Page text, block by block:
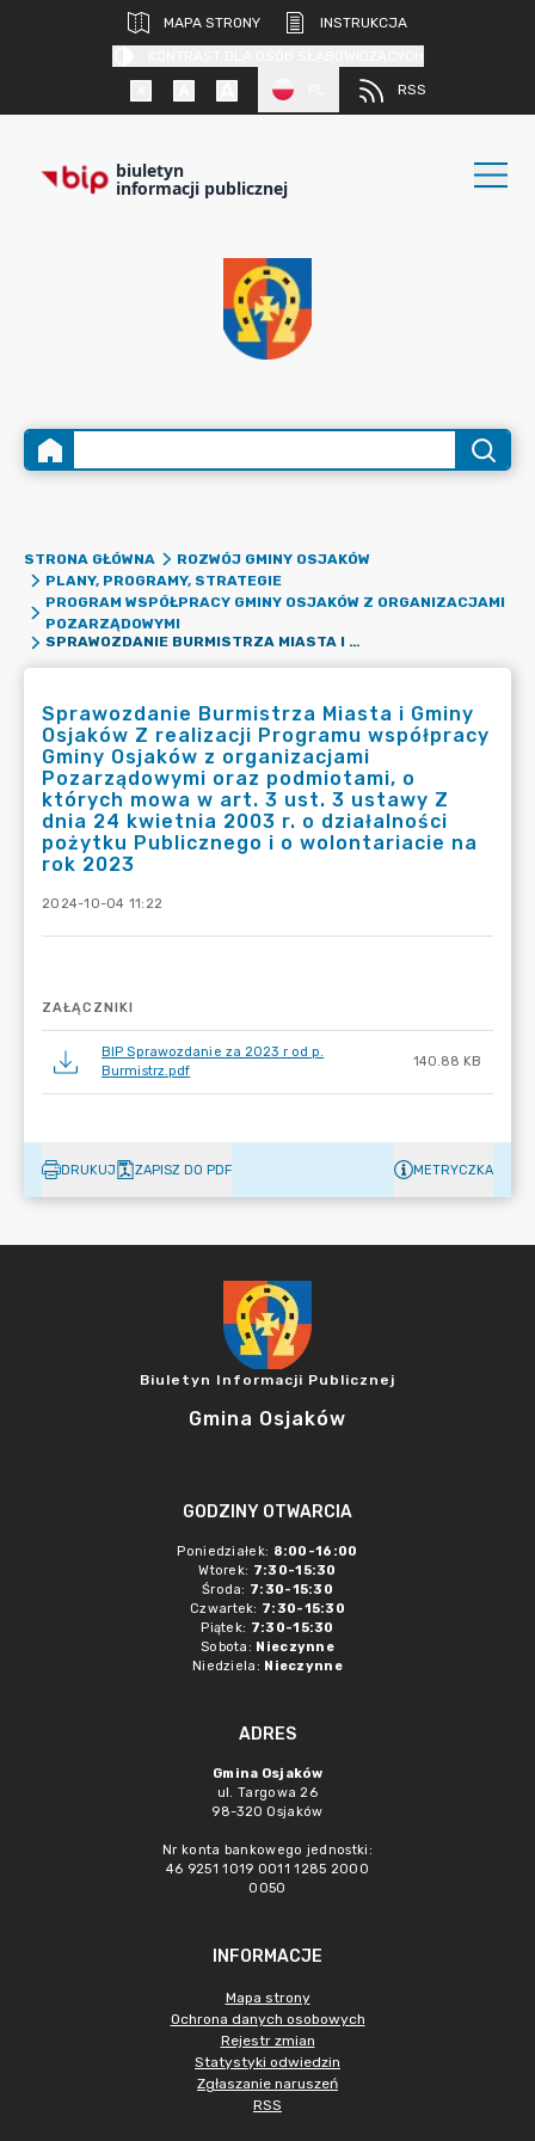
MAPA STRONY
INSTRUKCJA
RSS
biuletyn
informacji publicznej
STRONA GŁÓWNA
ROZWÓJ GMINY OSJAKÓW
PLANY, PROGRAMY, STRATEGIE
PROGRAM WSPÓŁPRACY GMINY OSJAKÓW Z ORGANIZACJAMI
POZARZĄDOWYMI
SPRAWOZDANIE BURMISTRZA MIASTA I GMINY OSJAKÓW Z REALIZACJI PROGRAMU WSPÓŁPRACY GMINY OSJAKÓW Z ORGANIZACJAMI POZARZĄDOWYMI ORAZ PODMIOTAMI, O KTÓRYCH MOWA W ART. 3 UST. 3 USTAWY Z DNIA 24 KWIETNIA 2003 R. O DZIAŁALNOŚCI POŻYTKU PUBLICZNEGO I O WOLONTARIACIE NA ROK 2023
Sprawozdanie Burmistrza Miasta i Gminy
Osjaków Z realizacji Programu współpracy
Gminy Osjaków z organizacjami
Pozarządowymi oraz podmiotami, o
których mowa w art. 3 ust. 3 ustawy Z
dnia 24 kwietnia 2003 r. o działalności
pożytku Publicznego i o wolontariacie na
rok 2023
2024-10-04 11:22
ZAŁĄCZNIKI
BIP Sprawozdanie za 2023 r od p.
Burmistrz.pdf
140.88 KB
DRUKUJ ZAPISZ DO PDF METRYCZKA
Biuletyn Informacji Publicznej
Gmina Osjaków
GODZINY OTWARCIA
Poniedziałek: 8:00-16:00
Wtorek: 7:30-15:30
Środa: 7:30-15:30
Czwartek: 7:30-15:30
Piątek: 7:30-15:30
Sobota: Nieczynne
Niedziela: Nieczynne
ADRES
Gmina Osjaków
ul. Targowa 26
98-320 Osjaków
Nr konta bankowego jednostki:
46 9251 1019 0011 1285 2000
0050
INFORMACJE
Mapa strony
Ochrona danych osobowych
Rejestr zmian
Statystyki odwiedzin
Zgłaszanie naruszeń
RSS